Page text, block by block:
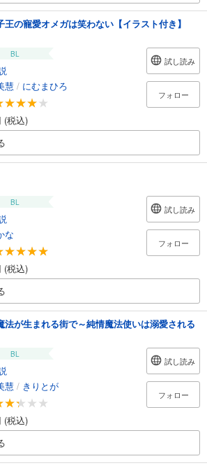
王の寵愛オメガは笑わない【イラスト付き】
BL
慧 / にむまひろ
(税込)
試し読み
フォロー
BL
な
(税込)
試し読み
フォロー
法が生まれる街で～純情魔法使いは溺愛される
BL
慧 / きりとが
(税込)
試し読み
フォロー